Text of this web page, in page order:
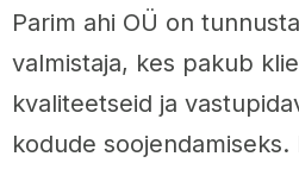
Parim ahi OÜ on
valmistaja, kes pakub
kvaliteetseid ja
kodude soojendamiseks.